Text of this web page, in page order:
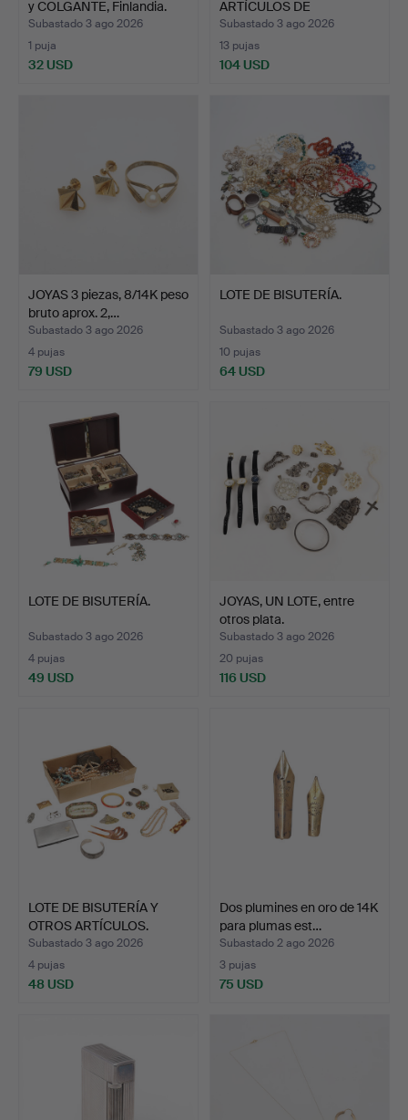
y COLGANTE, Finlandia.
Subastado 3 ago 2026
1 puja
32 USD
ARTÍCULOS DE
BISUTERÍA…
Subastado 3 ago 2026
13 pujas
104 USD
JOYAS 3 piezas, 8/14K peso
bruto aprox. 2,…
Subastado 3 ago 2026
4 pujas
79 USD
LOTE DE BISUTERÍA.
Subastado 3 ago 2026
10 pujas
64 USD
LOTE DE BISUTERÍA.
Subastado 3 ago 2026
4 pujas
49 USD
JOYAS, UN LOTE, entre
otros plata.
Subastado 3 ago 2026
20 pujas
116 USD
LOTE DE BISUTERÍA Y
OTROS ARTÍCULOS.
Subastado 3 ago 2026
4 pujas
48 USD
Dos plumines en oro de 14K
para plumas est…
Subastado 2 ago 2026
3 pujas
75 USD